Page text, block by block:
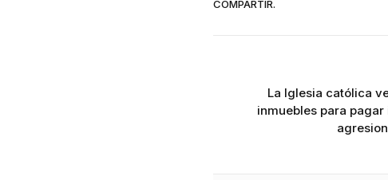
COMPARTIR.
La Iglesia católica
inmuebles para